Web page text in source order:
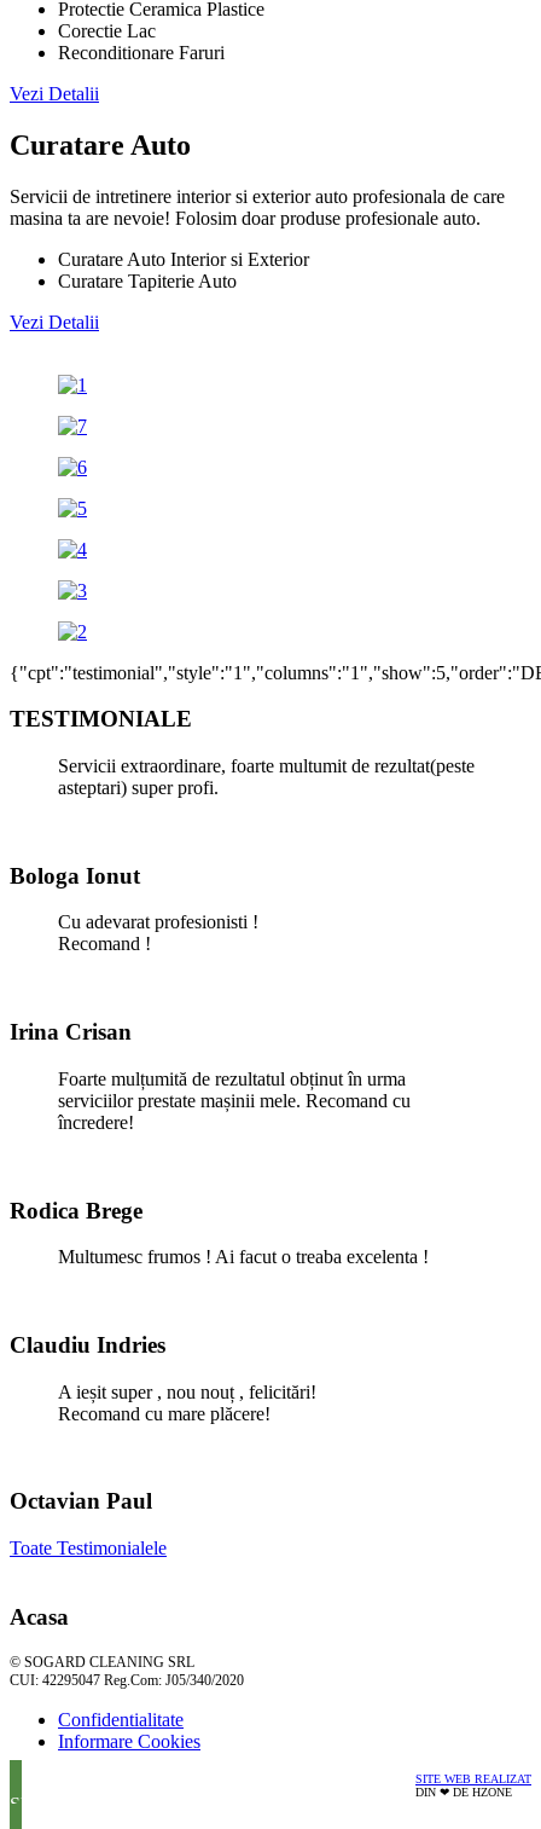
Protectie Ceramica Plastice
Corectie Lac
Reconditionare Faruri
Vezi Detalii
Curatare Auto
Servicii de intretinere interior si exterior auto profesionala de care
masina ta are nevoie! Folosim doar produse profesionale auto.
Curatare Auto Interior si Exterior
Curatare Tapiterie Auto
Vezi Detalii
TESTIMONIALE
Servicii extraordinare, foarte multumit de rezultat(peste
asteptari) super profi.
Bologa Ionut
Cu adevarat profesionisti !
Recomand !
Irina Crisan
Foarte mulțumită de rezultatul obținut în urma
serviciilor prestate mașinii mele. Recomand cu
încredere!
Rodica Brege
Multumesc frumos ! Ai facut o treaba excelenta !
Claudiu Indries
A ieșit super , nou nouț , felicitări!
Recomand cu mare plăcere!
Octavian Paul
Toate Testimonialele
Acasa
© SOGARD CLEANING SRL
CUI: 42295047 Reg.Com: J05/340/2020
Confidentialitate
Informare Cookies
SITE WEB REALIZAT
DIN ❤ DE HZONE
SUNA ACUM!